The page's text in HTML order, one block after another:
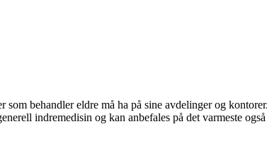
behandler eldre må ha på sine avdelinger og
indremedisin og kan anbefales på det varmeste